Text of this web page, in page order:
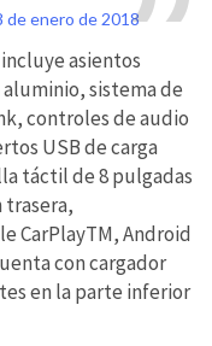
de enero de 2018
asientos
sistema de
controles de audio
USB de carga
táctil de 8 pulgadas
trasera,
CarPlayTM, Android
con cargador
en la parte inferior